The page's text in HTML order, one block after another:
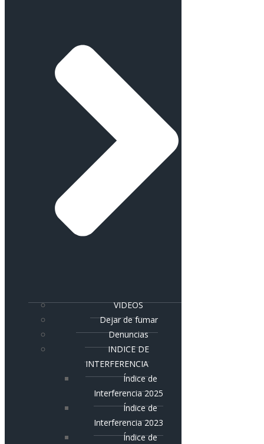
VIDEOS
Dejar de fumar
Denuncias
INDICE DE
INTERFERENCIA
Índice de
Interferencia 2025
Índice de
Interferencia 2023
Índice de